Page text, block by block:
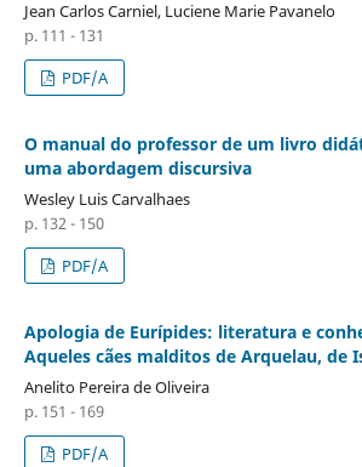
Jean Carlos Carniel, Luciene Marie Pavanelo
p. 111 - 131
PDF/A
O manual do professor de um livro
uma abordagem discursiva
Wesley Luis Carvalhaes
p. 132 - 150
PDF/A
Apologia de Eurípides: literatura e
Aqueles cães malditos de Arquelau, de
Anelito Pereira de Oliveira
p. 151 - 169
PDF/A